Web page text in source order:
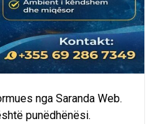
nga Saranda Web.
punëdhënësi.